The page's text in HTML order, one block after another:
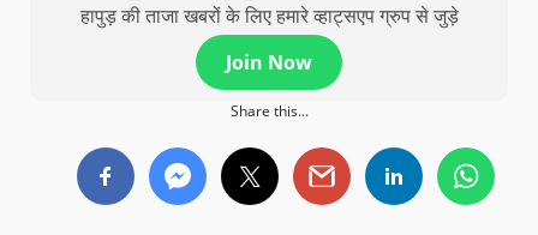
हापुड़ की ताजा खबरों के लिए हमारे व्हाट्सएप ग्रुप से जुड़े
Join Now
Share this...